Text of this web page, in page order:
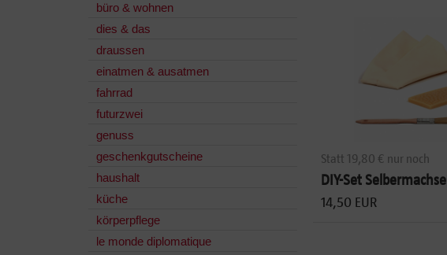
Statt 19,80 € nur noch
DIY-Set
14,50 EUR
büro & wohnen
dies & das
draussen
einatmen & ausatmen
fahrrad
futurzwei
genuss
geschenkgutscheine
haushalt
küche
körperpflege
le monde diplomatique